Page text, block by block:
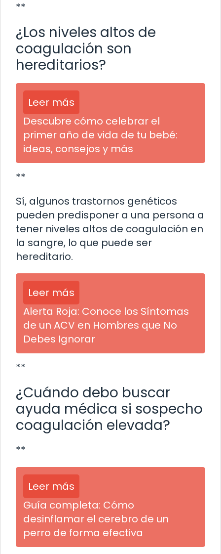
**
¿Los niveles altos de
coagulación son
hereditarios?
Leer más
Descubre cómo celebrar el
primer año de vida de tu bebé:
ideas, consejos y más
**
Sí, algunos trastornos genéticos
pueden predisponer a una persona a
tener niveles altos de coagulación en
la sangre, lo que puede ser
hereditario.
Leer más
Alerta Roja: Conoce los Síntomas
de un ACV en Hombres que No
Debes Ignorar
**
¿Cuándo debo buscar
ayuda médica si sospecho
coagulación elevada?
**
Leer más
Guía completa: Cómo
desinflamar el cerebro de un
perro de forma efectiva